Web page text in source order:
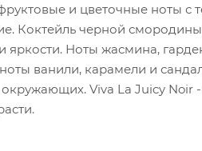
и цветочные ноты
Коктейль черной
Ноты жасмина,
ванили, карамели и
Viva La Juicy Noir